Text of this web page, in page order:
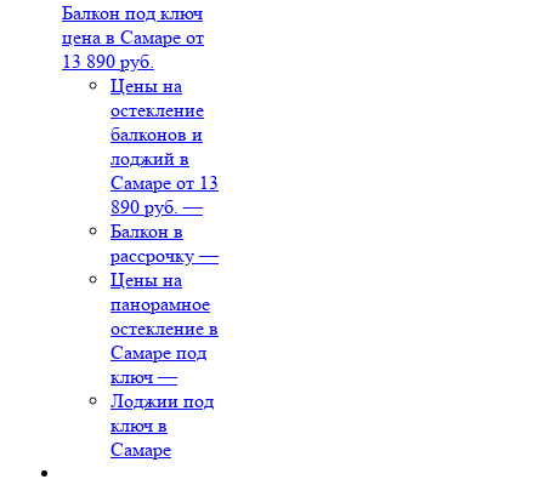
Балкон под ключ
цена в Самаре от
13 890 руб.
Цены на
остекление
балконов и
лоджий в
Самаре от 13
890 руб. —
Балкон в
рассрочку —
Цены на
панорамное
остекление в
Самаре под
ключ —
Лоджии под
ключ в
Самаре